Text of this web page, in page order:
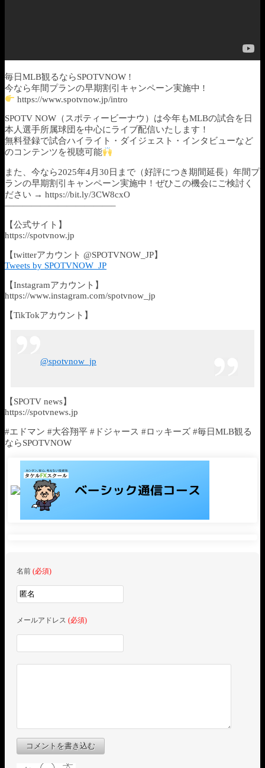
毎日MLB観るならSPOTVNOW !
今なら年間プランの早期割引キャンペーン実施中 !
https://www.spotvnow.jp/intro
SPOTV NOW（スポティービーナウ）は今年もMLBの試合を日
本人選手所属球団を中心にライブ配信いたします！
無料登録で試合ハイライト・ダイジェスト・インタビューなど
のコンテンツを視聴可能
また、今なら2025年4月30日まで（好評につき期間延長）年間プ
ランの早期割引キャンペーン実施中！ぜひこの機会にご検討く
ださい → https://bit.ly/3CW8cxO
————————————–
【公式サイト】
https://spotvnow.jp​​​​​​​​​​
【twitterアカウント @SPOTVNOW_JP】
Tweets by SPOTVNOW_JP
【Instagramアカウント】
https://www.instagram.com/spotvnow_jp
【TikTokアカウント】
@spotvnow_jp
【SPOTV news】
https://spotvnews.jp
#エドマン #大谷翔平 #ドジャース #ロッキーズ #毎日MLB観る
ならSPOTVNOW
名前 (必須)
メールアドレス (必須)
コメントを書き込む